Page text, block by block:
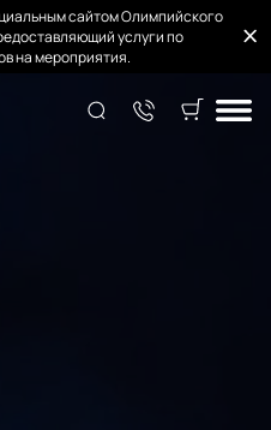
сайтом Олимпийского
услуги по
на мероприятия.